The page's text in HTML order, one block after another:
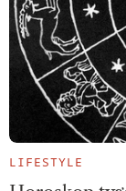
LIFESTYLE